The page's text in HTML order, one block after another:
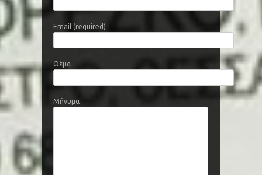
Email (required)
Θέμα
Μήνυμα